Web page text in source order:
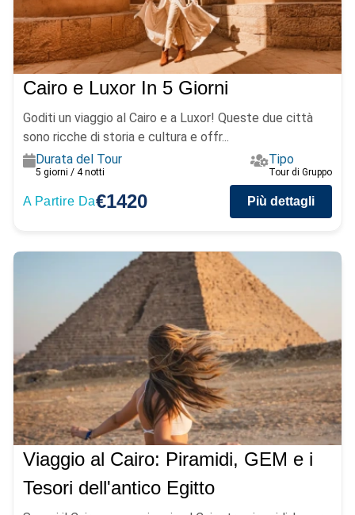
Cairo e Luxor In 5 Giorni
Goditi un viaggio al Cairo e a Luxor! Queste due città
sono ricche di storia e cultura e offr...
Durata del Tour
5 giorni / 4 notti
Tipo
Tour di Gruppo
A Partire Da€1420 Più dettagli
Viaggio al Cairo: Piramidi, GEM e i
Tesori dell'antico Egitto